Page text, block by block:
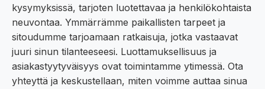
kysymyksissä, tarjoten luotettavaa ja henkilökohtaista
neuvontaa. Ymmärrämme paikallisten tarpeet ja
sitoudumme tarjoamaan ratkaisuja, jotka vastaavat
juuri sinun tilanteeseesi. Luottamuksellisuus ja
asiakastyytyväisyys ovat toimintamme ytimessä. Ota
yhteyttä ja keskustellaan, miten voimme auttaa sinua